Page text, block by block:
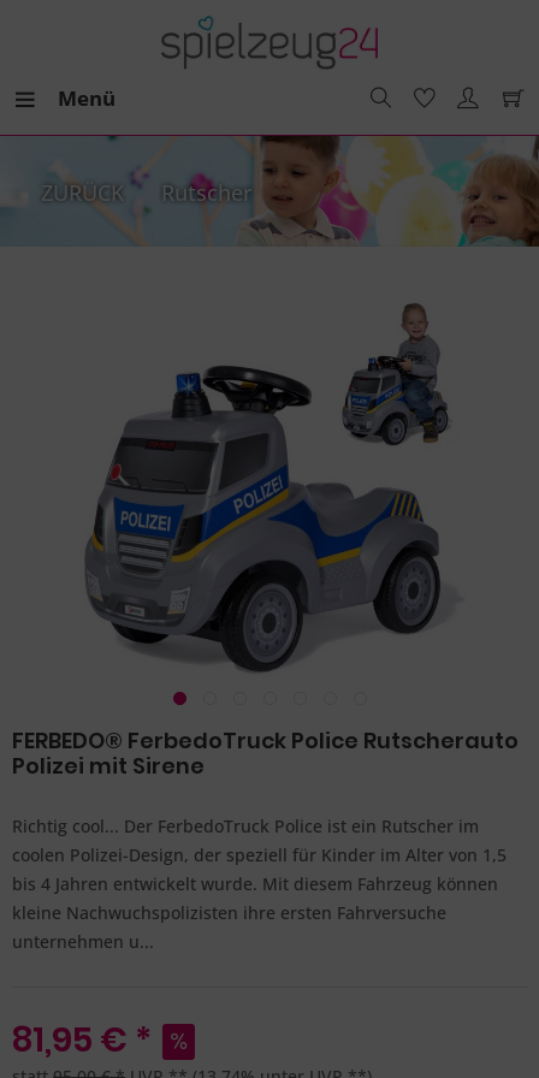
Menü
ZURÜCK Rutscher
FERBEDO® FerbedoTruck Police Rutscherauto
Polizei mit Sirene
Richtig cool... Der FerbedoTruck Police ist ein Rutscher im
coolen Polizei-Design, der speziell für Kinder im Alter von 1,5
bis 4 Jahren entwickelt wurde. Mit diesem Fahrzeug können
kleine Nachwuchspolizisten ihre ersten Fahrversuche
unternehmen u...
81,95 € *